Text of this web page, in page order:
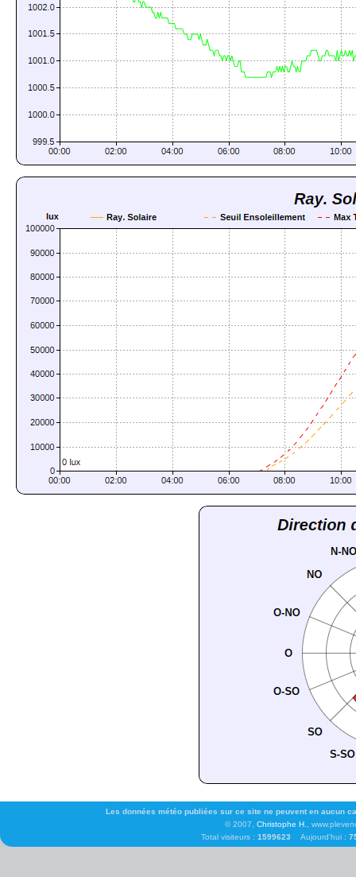
Les données météo publiées sur ce site ne peuvent en aucun
© 2007,Christophe H.,
Total visiteurs : 1599623 Aujourd'hui :